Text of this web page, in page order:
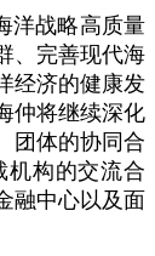
洋战略高质量
、完善现代海
经济的健康发
仲将继续深化
团体的协同合
机构的交流合
融中心以及面